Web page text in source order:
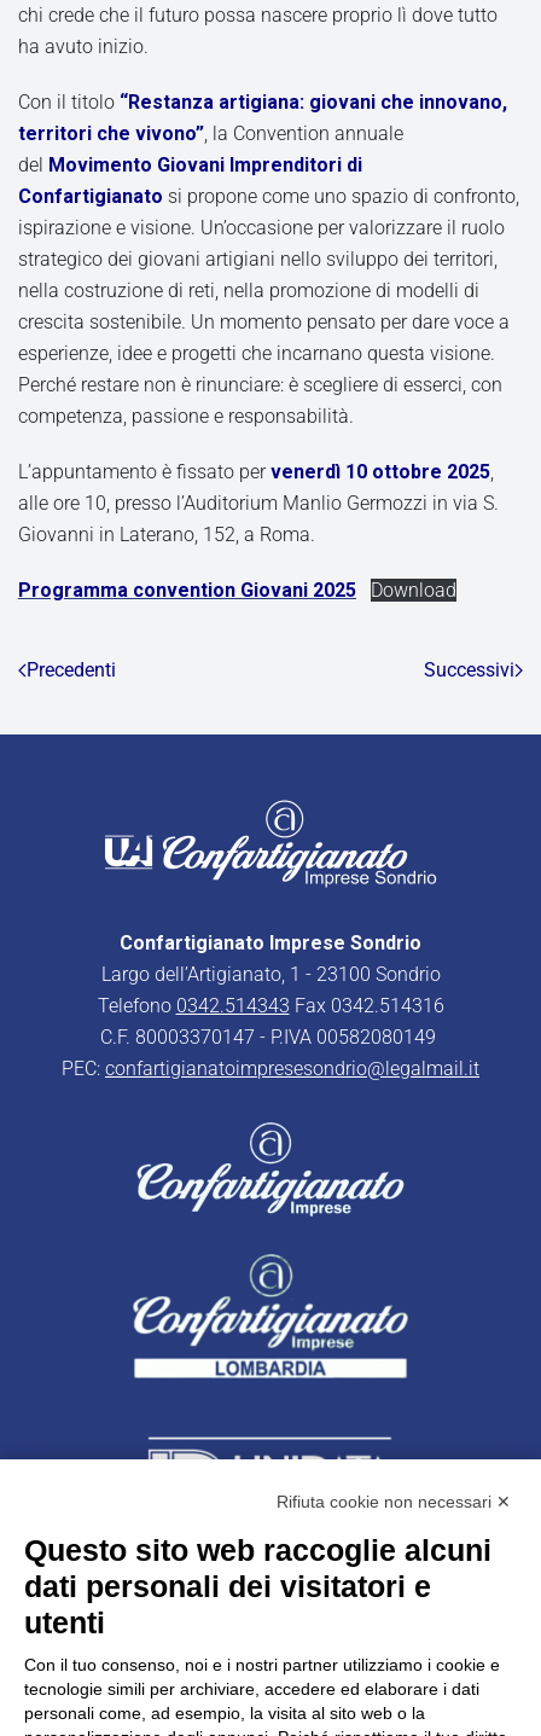
chi crede che il futuro possa nascere proprio lì dove tutto
ha avuto inizio.
Con il titolo “Restanza artigiana: giovani che innovano,
territori che vivono”, la Convention annuale
del Movimento Giovani Imprenditori di
Confartigianato si propone come uno spazio di confronto,
ispirazione e visione. Un’occasione per valorizzare il ruolo
strategico dei giovani artigiani nello sviluppo dei territori,
nella costruzione di reti, nella promozione di modelli di
crescita sostenibile. Un momento pensato per dare voce a
esperienze, idee e progetti che incarnano questa visione.
Perché restare non è rinunciare: è scegliere di esserci, con
competenza, passione e responsabilità.
L’appuntamento è fissato pervenerdì 10 ottobre 2025,
alle ore 10, presso l’Auditorium Manlio Germozzi in via S.
Giovanni in Laterano, 152, a Roma.
Programma convention Giovani 2025 Download
Precedenti Successivi
Confartigianato Imprese Sondrio
Largo dell’Artigianato, 1 - 23100 Sondrio
Telefono 0342.514343 Fax 0342.514316
C.F. 80003370147 - P.IVA 00582080149
PEC: confartigianatoimpresesondrio@legalmail.it
Unidata s.r.lcon unico socio
Largo dell’Artigianato, 1 - 23100 Sondrio
C.F. 00481790145 - N.REA SO-36426
PEC: unidata.sondrio@legalmail.it
Rifiuta cookie non necessari ✕
Questo sito web raccoglie alcuni
dati personali dei visitatori e
utenti
Con il tuo consenso, noi e i nostri partner utilizziamo i cookie e
tecnologie simili per archiviare, accedere ed elaborare i dati
personali come, ad esempio, la visita al sito web o la